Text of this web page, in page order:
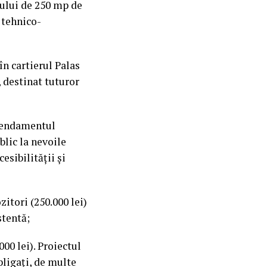
de 250 mp de
cartierul Palas
destinat tuturor
la nevoile
și
(250.000 lei)
lei). Proiectul
de multe